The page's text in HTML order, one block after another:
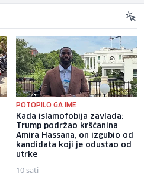
POTOPILO GA IME
Kada islamofobija zavlada:
Trump podržao kršćanina
Amira Hassana, on izgubio od
kandidata koji je odustao od
utrke
10 sati